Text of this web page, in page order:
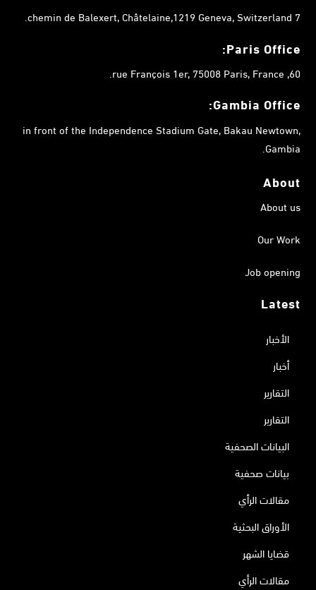
7 chemin de Balexert, Châtelaine,1219 Geneva, Switzerland.
Paris Office:
60, rue François 1er, 75008 Paris, France.
Gambia Office:
in front of the Independence Stadium Gate, Bakau Newtown,
Gambia.
About
About us
Our Work
Job opening
Latest
الأخبار
أخبار
التقارير
التقارير
البيانات الصحفية
بيانات صحفية
مقالات الرأي
الأوراق البحثية
قضايا الشهر
مقالات الرأي